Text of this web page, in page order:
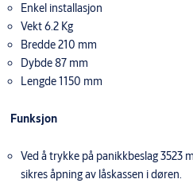
Enkel installasjon
Vekt 6.2 Kg
Bredde 210 mm
Dybde 87 mm
Lengde 1150 mm
Funksjon
Ved å trykke på panikkbeslag 3523
sikres åpning av låskassen i døren.